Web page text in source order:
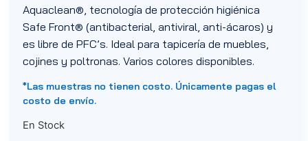
Aquaclean®, tecnología de protección higiénica
Safe Front® (antibacterial, antiviral, anti-ácaros) y
es libre de PFC’s. Ideal para tapicería de muebles,
cojines y poltronas. Varios colores disponibles.
*Las muestras no tienen costo. Únicamente pagas el
costo de envío.
En Stock